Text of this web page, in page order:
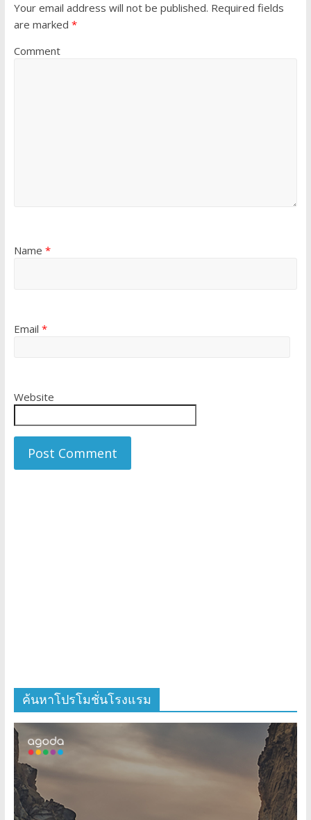
Your email address will not be published. Required fields
are marked *
Comment
Name *
Email *
Website
ค้นหาโปรโมชั่นโรงแรม